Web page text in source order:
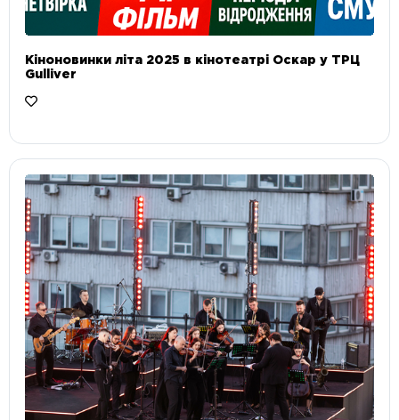
Кіноновинки літа 2025 в кінотеатрі Оскар у ТРЦ
Gulliver